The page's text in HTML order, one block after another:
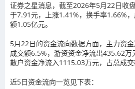
证券之星消息，截至2026年5月22日收
于7.91元，上涨1.41%，换手率1.66%
额1.05亿元。
5月22日的资金流向数据方面，主力资
成交额6.5%，游资资金净流出435.62万
散户资金净流入1115.03万元，占总成交
近5日资金流向一览见下表：